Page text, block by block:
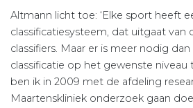
Altmann licht toe: ‘Elke sport heeft
classificatiesysteem, dat uitgaat van
classifiers. Maar er is meer nodig
classificatie op het gewenste niveau
ben ik in 2009 met de afdeling
Maartenskliniek onderzoek gaan